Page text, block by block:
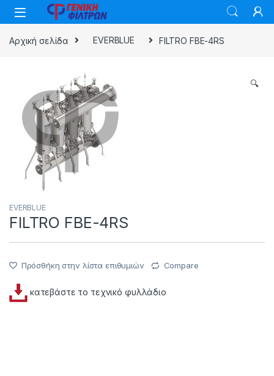
Skip to navigation
Skip to content
Αρχική σελίδα EVERBLUE FILTRO FBE-4RS
🔍
EVERBLUE
FILTRO FBE-4RS
Πρόσθήκη στην λίστα επιθυμιών Compare
κατεβάστε το τεχνικό φυλλάδιο